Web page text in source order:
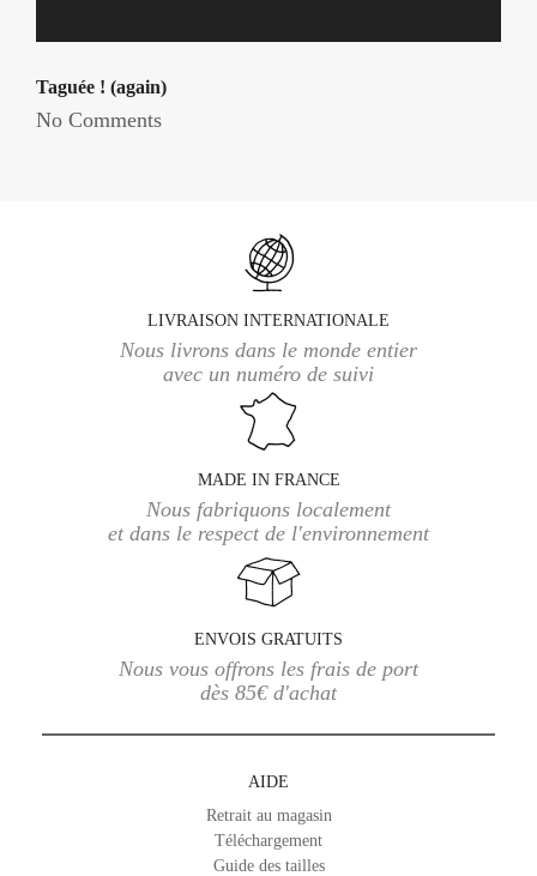
Taguée ! (again)
No Comments
LIVRAISON INTERNATIONALE
Nous livrons dans le monde entier
avec un numéro de suivi
MADE IN FRANCE
Nous fabriquons localement
et dans le respect de l'environnement
ENVOIS GRATUITS
Nous vous offrons les frais de port
dès 85€ d'achat
AIDE
Retrait au magasin
Téléchargement
Guide des tailles